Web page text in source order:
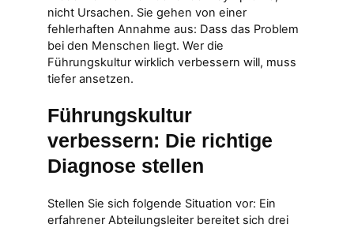
nicht Ursachen. Sie gehen von einer
fehlerhaften Annahme aus: Dass das Problem
bei den Menschen liegt. Wer die
Führungskultur wirklich verbessern will, muss
tiefer ansetzen.
Führungskultur
verbessern: Die richtige
Diagnose stellen
Stellen Sie sich folgende Situation vor: Ein
erfahrener Abteilungsleiter bereitet sich drei